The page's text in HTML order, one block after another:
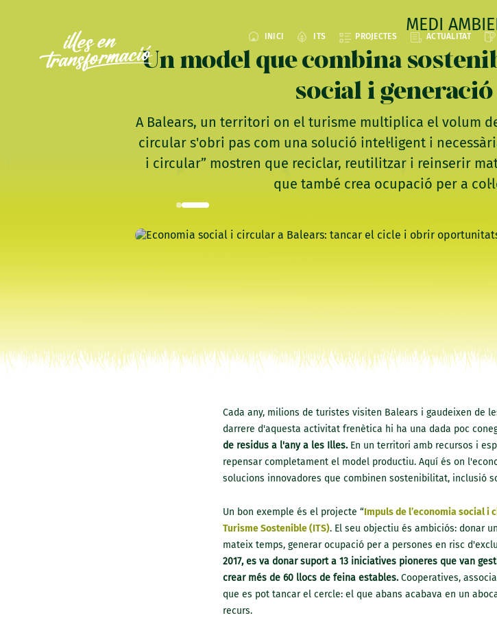
INICI ITS PROJECTES ACTUALITAT
MEDI
Un model que combina
social i
A Balears, un territori on el turisme multiplica el volum
circular s'obri pas com una solució intel·ligent i
i circular” mostren que reciclar, reutilitzar i reinserir
que també crea ocupació per a
Cada any, milions de turistes visiten Balears i gaudeixen de
darrere d'aquesta activitat frenètica hi ha una dada poc
de residus a l'any a les Illes. En un territori amb recursos i
repensar completament el model productiu. Aquí és on
solucions innovadores que combinen sostenibilitat, inclusió
Un bon exemple és el projecte “Impuls de l’economia social i
Turisme Sostenible (ITS). El seu objectiu és ambiciós: donar
mateix temps, generar ocupació per a persones en risc
2017, es va donar suport a 13 iniciatives pioneres que van
crear més de 60 llocs de feina estables.Cooperatives,
que es pot tancar el cercle: el que abans acabava en un
recurs.